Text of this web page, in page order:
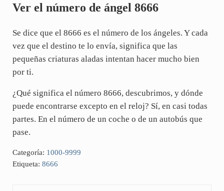
Ver el número de ángel 8666
Se dice que el 8666 es el número de los ángeles. Y cada
vez que el destino te lo envía, significa que las
pequeñas criaturas aladas intentan hacer mucho bien
por ti.
¿Qué significa el número 8666, descubrimos, y dónde
puede encontrarse excepto en el reloj? Sí, en casi todas
partes. En el número de un coche o de un autobús que
pase.
Categoría: 1000-9999
Etiqueta: 8666